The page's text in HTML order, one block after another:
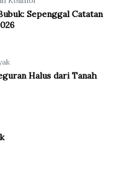
Sepenggal Catatan
Halus dari Tanah